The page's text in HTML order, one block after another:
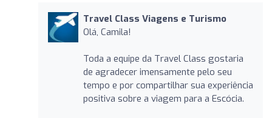
Travel Class Viagens e Turismo
Olá, Camila!
Toda a equipe da Travel Class gostaria
de agradecer imensamente pelo seu
tempo e por compartilhar sua experiência
positiva sobre a viagem para a Escócia.